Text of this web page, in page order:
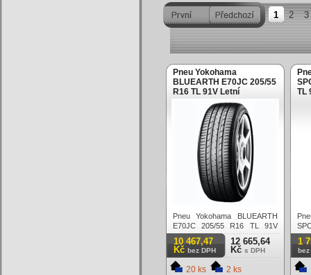
1 2 3
Pneu Yokohama
BLUEARTH E70JC 205/55
R16 TL 91V Letní
Pneu Yokohama BLUEARTH
E70JC 205/55 R16 TL 91V
Letní
10 467,47
Kč bez DPH
12 665,64
Kč s DPH
20 ks 2 ks
TL
1
bez